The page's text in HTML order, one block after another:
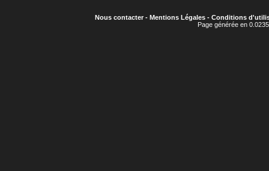
Nous contacter- Mentions Légales- Conditions
Page générée en